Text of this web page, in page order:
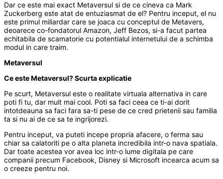
Dar ce este mai exact Metaversul si de ce cineva ca Mark
Zuckerberg este atat de entuziasmat de el? Pentru inceput, el nu
este primul miliardar care se joaca cu conceptul de Metavers,
deoarece co-fondatorul Amazon, Jeff Bezos, si-a facut partea
echitabila de scamatorie cu potentialul internetului de a schimba
modul in care traim.
Metaversul
Ce este Metaversul? Scurta explicatie
Pe scurt, Metaversul este o realitate virtuala alternativa in care
poti fi tu, dar mult mai cool. Poti sa faci ceea ce ti-ai dorit
intotdeauna sa faci fara sa-ti pese de ce cred prietenii sau familia
ta si nu ai de ce sa te ingrijorezi.
Pentru inceput, va puteti incepe propria afacere, o ferma sau
chiar sa calatoriti pe o alta planeta incredibila intr-o nava spatiala.
Dar toate acestea vor avea loc intr-o lume digitala pe care
companii precum Facebook, Disney si Microsoft incearca acum sa
o creeze pentru noi.